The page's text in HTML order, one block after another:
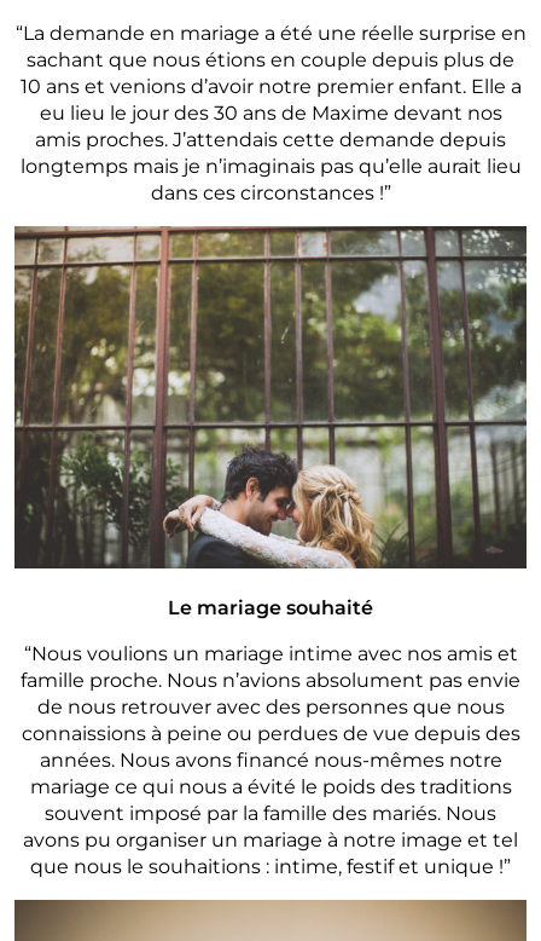
“La demande en mariage a été une réelle surprise en
sachant que nous étions en couple depuis plus de
10 ans et venions d’avoir notre premier enfant. Elle a
eu lieu le jour des 30 ans de Maxime devant nos
amis proches. J’attendais cette demande depuis
longtemps mais je n’imaginais pas qu’elle aurait lieu
dans ces circonstances !”
Le mariage souhaité
“Nous voulions un mariage intime avec nos amis et
famille proche. Nous n’avions absolument pas envie
de nous retrouver avec des personnes que nous
connaissions à peine ou perdues de vue depuis des
années. Nous avons financé nous-mêmes notre
mariage ce qui nous a évité le poids des traditions
souvent imposé par la famille des mariés. Nous
avons pu organiser un mariage à notre image et tel
que nous le souhaitions : intime, festif et unique !”